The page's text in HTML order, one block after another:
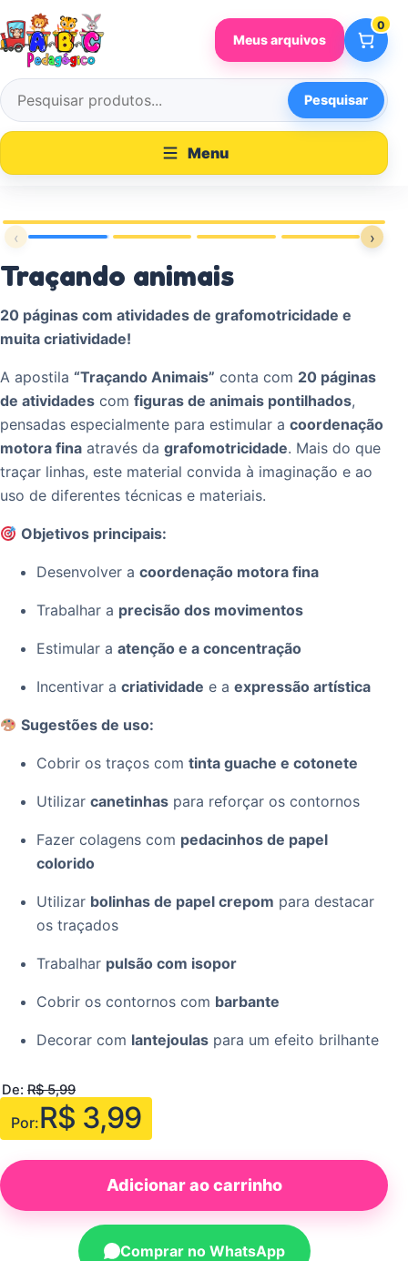
Pular para o conteúdo
Pesquisar por:
Pesquisar
Meus arquivos
0
Menu
‹ ›
‹ ›
Traçando animais
20 páginas com atividades de grafomotricidade e
muita criatividade!
A apostila “Traçando Animais” conta com 20 páginas
de atividades com figuras de animais pontilhados,
pensadas especialmente para estimular a coordenação
motora fina através da grafomotricidade. Mais do que
traçar linhas, este material convida à imaginação e ao
uso de diferentes técnicas e materiais.
Objetivos principais:
Desenvolver a coordenação motora fina
Trabalhar a precisão dos movimentos
Estimular a atenção e a concentração
Incentivar a criatividade e a expressão artística
Sugestões de uso:
Cobrir os traços com tinta guache e cotonete
Utilizar canetinhas para reforçar os contornos
Fazer colagens com pedacinhos de papel
colorido
Utilizar bolinhas de papel crepom para destacar
os traçados
Trabalhar pulsão com isopor
Cobrir os contornos com barbante
Decorar com lantejoulas para um efeito brilhante
De: R$5,99
Por:R$ 3,99
Adicionar ao carrinho
Comprar no WhatsApp